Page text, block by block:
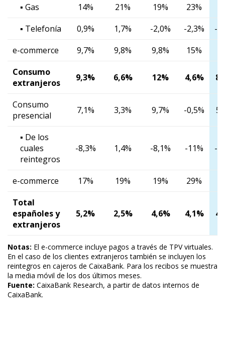
▪ Gas 14% 21% 19% 23%
▪ Telefonía
0,9% 1,7% -2,0% -2,3%
-
e-commerce
9,7% 9,8% 9,8% 15%
Consumo
extranjeros
9,3% 6,6% 12% 4,6%
Consumo
presencial
7,1% 3,3% 9,7% -0,5%
▪ De los
cuales
reintegros
-8,3% 1,4% -8,1% -11% -
e-commerce 17% 19% 19% 29%
Total
españoles y
extranjeros
5,2% 2,5% 4,6% 4,1%
Notas: El e-commerce incluye pagos a través de TPV virtuales.
En el caso de los clientes extranjeros también se incluyen los
reintegros en cajeros de CaixaBank. Para los recibos se muestra
la media móvil de los dos últimos meses.
Fuente: CaixaBank Research, a partir de datos internos de
CaixaBank.